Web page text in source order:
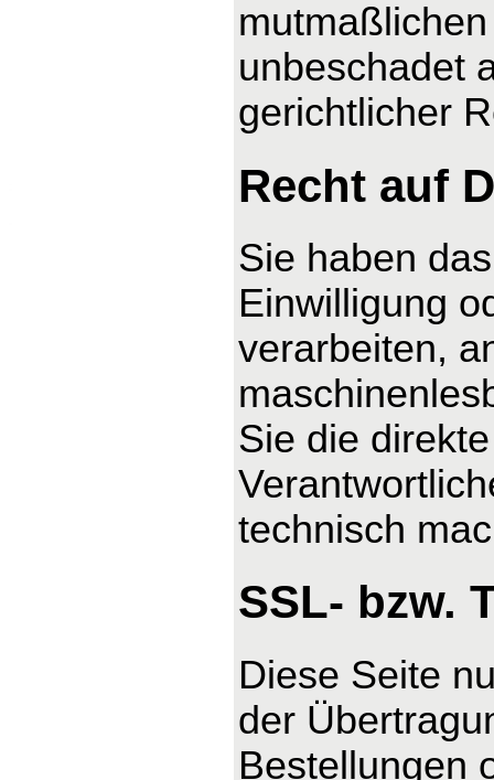
unbeschadet
gerichtlicher
Recht auf
Sie haben
Einwilligung
verarbeiten,
Sie die
technisch
SSL- bzw.
Diese Seite
der
Bestellungen